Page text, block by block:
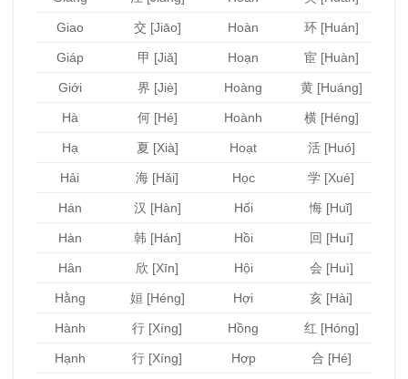
Giao 交 [Jiāo] Hoàn 环 [Huán]
Giáp 甲 [Jiǎ] Hoạn 宦 [Huàn]
Giới 界 [Jiè] Hoàng 黄 [Huáng]
Hà 何 [Hé] Hoành 横 [Héng]
Hạ 夏 [Xià] Hoạt 活 [Huó]
Hải 海 [Hǎi] Học 学 [Xué]
Hán 汉 [Hàn] Hối 悔 [Huǐ]
Hàn 韩 [Hán] Hồi 回 [Huí]
Hân 欣 [Xīn] Hội 会 [Huì]
Hằng 姮 [Héng] Hợi 亥 [Hài]
Hành 行 [Xíng] Hồng 红 [Hóng]
Hạnh 行 [Xíng] Hợp 合 [Hé]